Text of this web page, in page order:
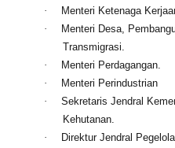
·
Menteri Ketenaga
·
Menteri Desa,
Transmigrasi.
·
Menteri Perdagangan.
·
Menteri Perindustrian
·
Sekretaris Jendral
Kehutanan.
·
Direktur Jendral